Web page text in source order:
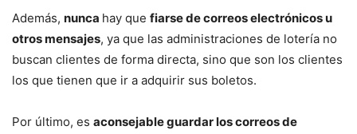
Además, nunca hay que fiarse de correos electrónicos u
otros mensajes, ya que las administraciones de lotería no
buscan clientes de forma directa, sino que son los clientes
los que tienen que ir a adquirir sus boletos.
Por último, es aconsejable guardar los correos de